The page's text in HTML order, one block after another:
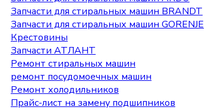
Запчасти для стиральных машин BRANDT
Запчасти для стиральных машин GORENJE
Крестовины
Запчасти АТЛАНТ
Ремонт стиральных машин
ремонт посудомоечных машин
Ремонт холодильников
Прайс-лист на замену подшипников